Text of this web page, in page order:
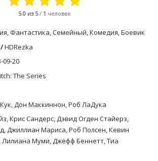
5.0 из 5/ 1 человек
Фантастика, Семейный, Комедия, Боевик
/HDRezka
09-20
The Series
Дон Маккиннон, Роб ЛаДука
Крис Сандерс, Дэвид Огден Стайерз,
Джиллиан Мариса, Роб Полсен, Кевин
Муми, Джефф Беннетт, Тиа